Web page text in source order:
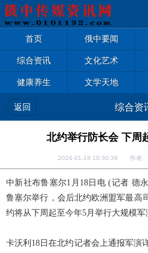
首页 俄中要闻
综合资讯 文化艺术
健康养生 文学天地
返回 综合资
北约举行防长会 下周
2024-01-19 10:30:39 作
中新社布鲁塞尔1月18日电 (记者 德
鲁塞尔举行，会后北约欧洲盟军最高
约将从下周起至今年5月举行大规模军
卡沃利18日在北约记者会上通报军演